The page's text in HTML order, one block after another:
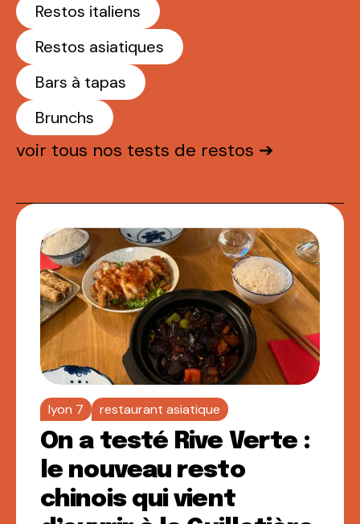
Restos italiens
Restos asiatiques
Bars à tapas
Brunchs
voir tous nos tests de restos ➔
lyon 7 restaurant asiatique
On a testé Rive Verte :
le nouveau resto
chinois qui vient